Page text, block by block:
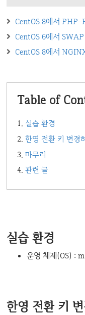
CentOS 8에서 PHP-
CentOS 6에서
CentOS 8에서
Table of
실습 환경
한영 전환 키 변경
마무리
관련 글
실습 환경
운영 체제(OS) :
한영 전환 키